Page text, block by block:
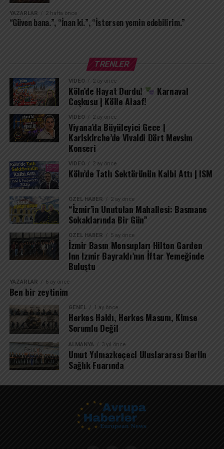
içimden uğurlamak, kendimi tamamen yok etmek
demektir; ben seni sakladıkça varım.
YAZARLAR 2 hafta önce
“Güven bana.”, “İnan ki.”, “İstersen yemin edebilirim.”
TRENLER
VIDEO 2 ay önce
Köln’de Hayat Durdu!
Karnaval
Coşkusu | Kölle Alaaf!
VIDEO 2 ay önce
Viyana’da Büyüleyici Gece |
Karlskirche’de Vivaldi Dört Mevsim
Konseri
VIDEO 2 ay önce
Köln’de Tatlı Sektörünün Kalbi Attı | ISM
ÖZEL HABER 2 ay önce
“İzmir’in Unutulan Mahallesi: Basmane
Sokaklarında Bir Gün”
ÖZEL HABER 5 ay önce
İzmir Basın Mensupları Hilton Garden
Inn Izmir Bayraklı’nın İftar Yemeğinde
Buluştu
YAZARLAR 6 ay önce
Ben bir zeytinim
GENEL 1 ay önce
Herkes Haklı, Herkes Masum, Kimse
Sorumlu Değil
ALMANYA 3 yıl önce
Umut Yılmazkeçeci Uluslararası Berlin
Sağlık Fuarında